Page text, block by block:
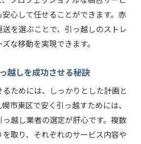
心して任せることができます。赤
を選ぶことで、引っ越しのストレ
な移動を実現できます。
越しを成功させる秘訣
ためには、しっかりとした計画と
市東区で安く引っ越すためには、
越し業者の選定が肝心です。複数
取り、それぞれのサービス内容や